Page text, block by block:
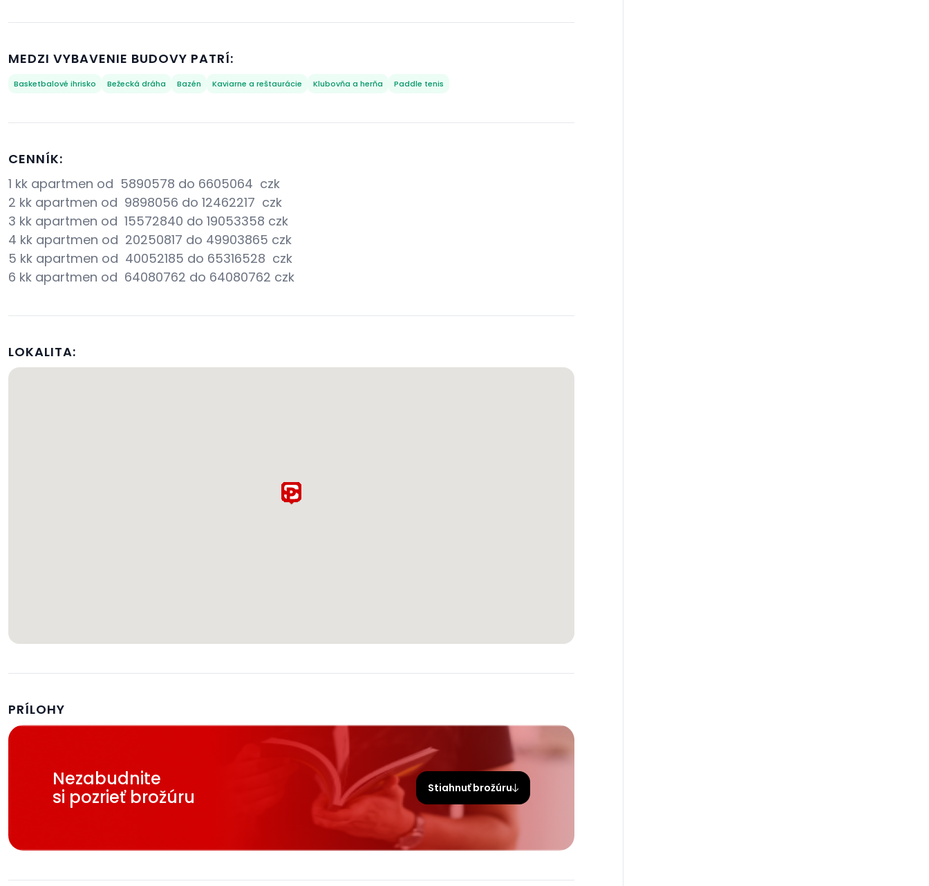
MEDZI VYBAVENIE BUDOVY PATRÍ:
Basketbalové ihrisko Bežecká dráha Bazén Kaviarne a reštaurácie Klubovňa a herňa Paddle tenis
CENNÍK:
1 kk apartmen od 5890578 do 6605064 czk
2 kk apartmen od 9898056 do 12462217 czk
3 kk apartmen od 15572840 do 19053358 czk
4 kk apartmen od 20250817 do 49903865 czk
5 kk apartmen od 40052185 do 65316528 czk
6 kk apartmen od 64080762 do 64080762 czk
LOKALITA:
PRÍLOHY
Nezabudnite
si pozrieť brožúru
Stiahnuť brožúru